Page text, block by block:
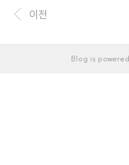
라 공기 중에 날리는 꽃가루의
다. 이 달력을 활용하면 특정 시
리 꽃가루는 식물의 수정을 위
이전
Blog is